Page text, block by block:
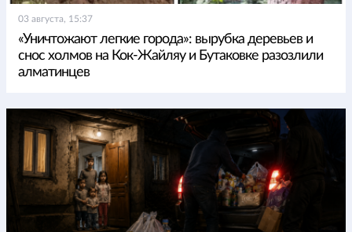
03 августа, 15:37
«Уничтожают легкие города»: вырубка деревьев и
снос холмов на Кок-Жайляу и Бутаковке разозлили
алматинцев